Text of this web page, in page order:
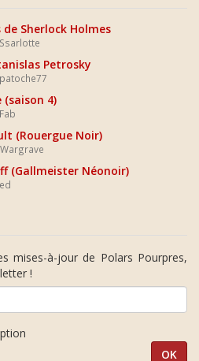
Sherlock Holmes
Ssarlotte
Petrosky
patoche77
4)
Fab
(Rouergue Noir)
(Gallmeister Néonoir)
mises-à-jour de Polars Pourpres,
!